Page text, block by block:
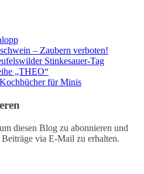
– Zaubern verboten!
Stinkesauer-Tag
„THEO“
für Minis
diesen Blog zu abonnieren und
via E-Mail zu erhalten.